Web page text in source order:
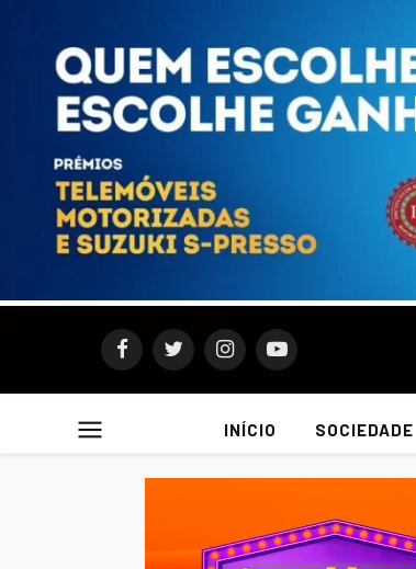
FacebookTwitterInstagramYouTube
INÍCIO SOCIEDADE